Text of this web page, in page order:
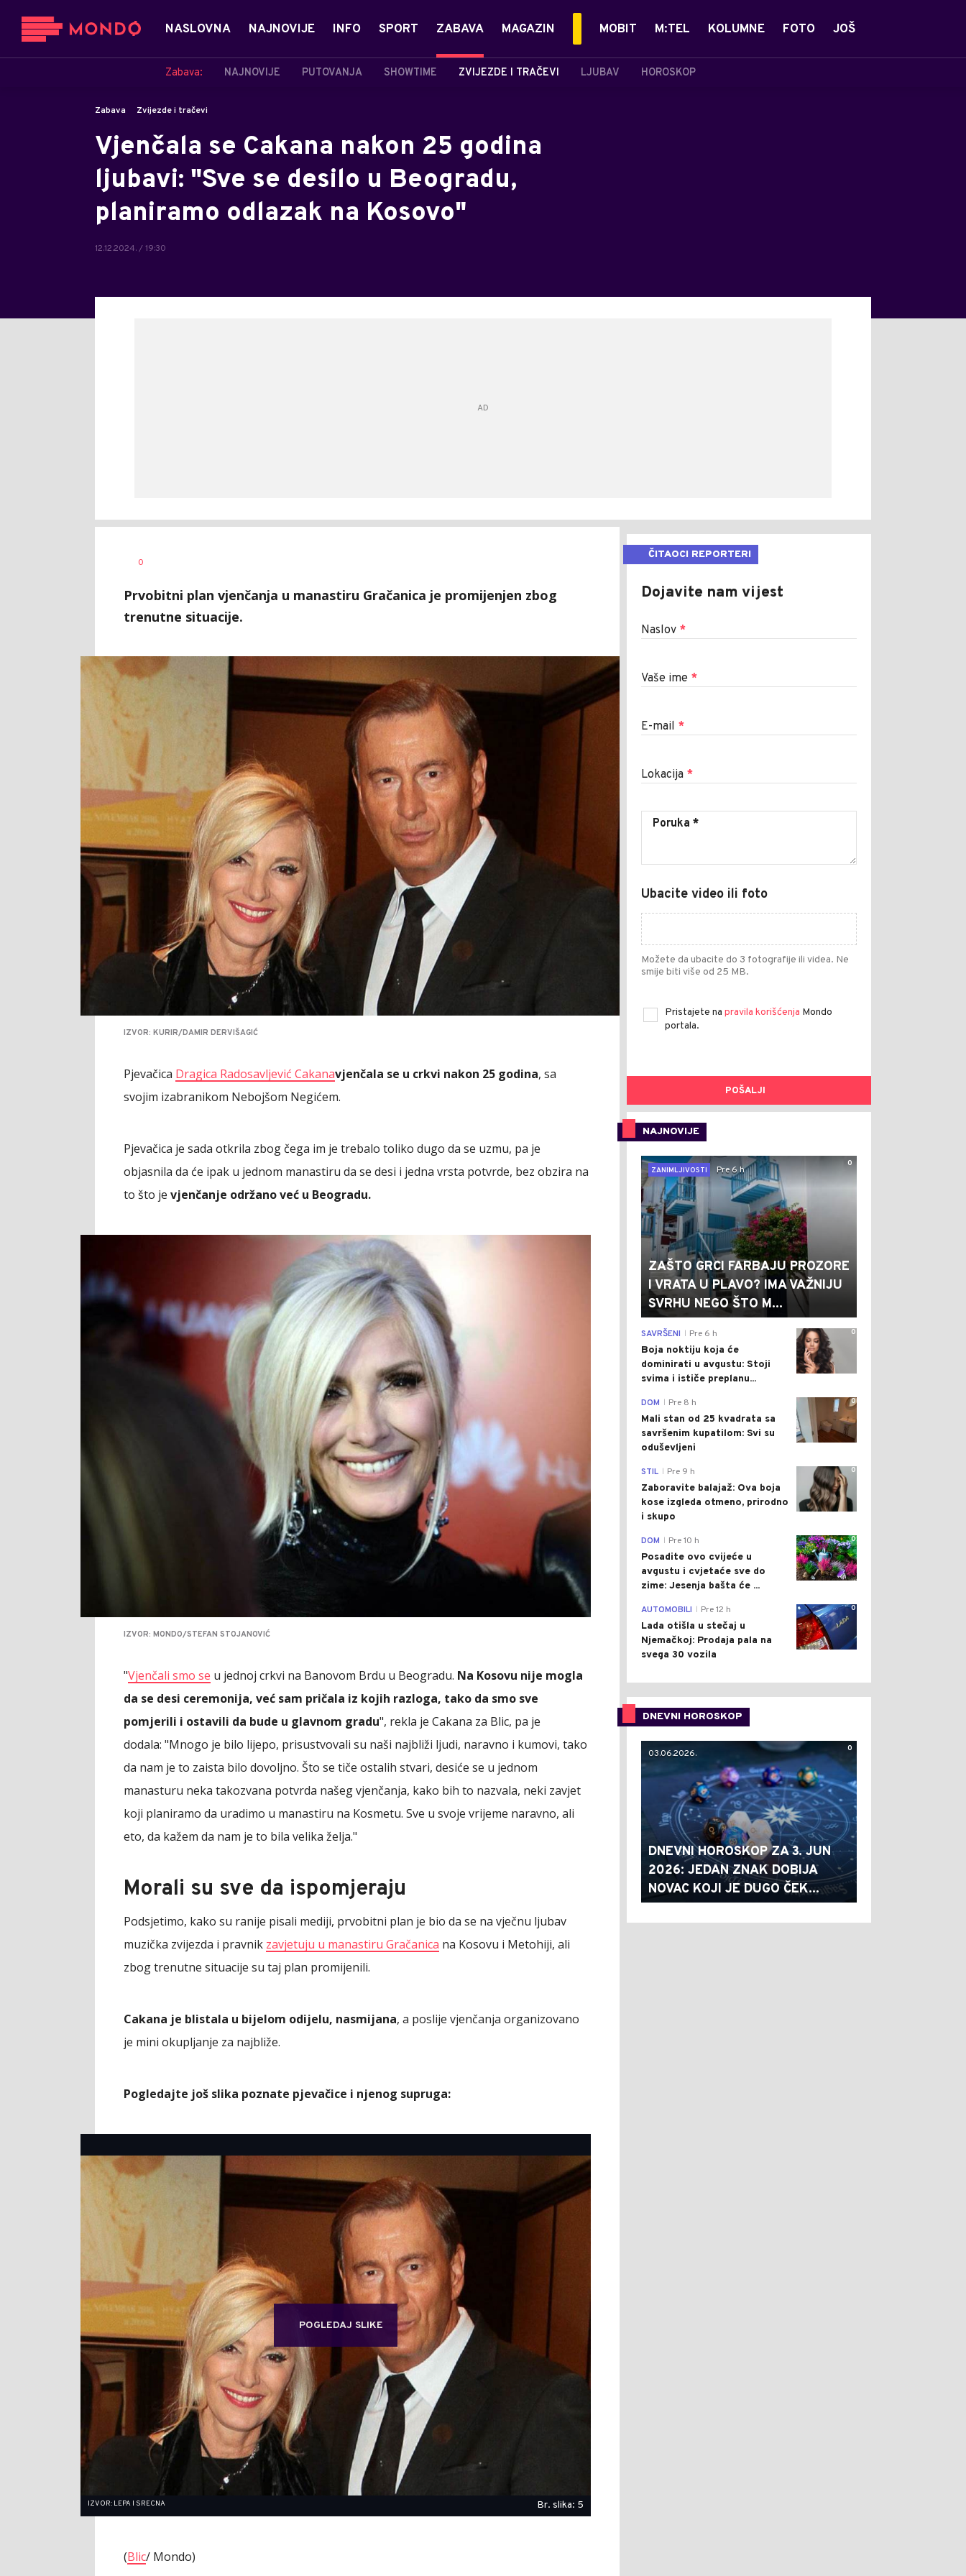
NASLOVNA NAJNOVIJE INFO SPORT ZABAVA
Zabava: NAJNOVIJE PUTOVANJA SHOWTIME ZVIJEZDE I TRAČEVI LJUBAV HOROSKOP
MAGAZIN MOBIT M:TEL KOLUMNE FOTO JOŠ
Zabava Zvijezde i tračevi
Vjenčala se Cakana nakon 25 godina
ljubavi: "Sve se desilo u Beogradu,
planiramo odlazak na Kosovo"
12.12.2024. / 19:30
AUTOR
0
Prvobitni plan vjenčanja u manastiru Gračanica je promijenjen zbog
trenutne situacije.
IZVOR: KURIR/DAMIR DERVIŠAGIĆ
Pjevačica Dragica Radosavljević Cakanavjenčala se u crkvi nakon 25 godina, sa
svojim izabranikom Nebojšom Negićem.
Pjevačica je sada otkrila zbog čega im je trebalo toliko dugo da se uzmu, pa je
objasnila da će ipak u jednom manastiru da se desi i jedna vrsta potvrde, bez obzira na
to što je vjenčanje održano već u Beogradu.
IZVOR: MONDO/STEFAN STOJANOVIĆ
"Vjenčali smo se u jednoj crkvi na Banovom Brdu u Beogradu. Na Kosovu nije mogla
da se desi ceremonija, već sam pričala iz kojih razloga, tako da smo sve
pomjerili i ostavili da bude u glavnom gradu", rekla je Cakana za Blic, pa je
dodala: "Mnogo je bilo lijepo, prisustvovali su naši najbliži ljudi, naravno i kumovi, tako
da nam je to zaista bilo dovoljno. Što se tiče ostalih stvari, desiće se u jednom
manasturu neka takozvana potvrda našeg vjenčanja, kako bih to nazvala, neki zavjet
koji planiramo da uradimo u manastiru na Kosmetu. Sve u svoje vrijeme naravno, ali
eto, da kažem da nam je to bila velika želja."
Morali su sve da ispomjeraju
Podsjetimo, kako su ranije pisali mediji, prvobitni plan je bio da se na vječnu ljubav
muzička zvijezda i pravnik zavjetuju u manastiru Gračanica na Kosovu i Metohiji, ali
zbog trenutne situacije su taj plan promijenili.
Cakana je blistala u bijelom odijelu, nasmijana, a poslije vjenčanja organizovano
je mini okupljanje za najbliže.
Pogledajte još slika poznate pjevačice i njenog supruga:
POGLEDAJ SLIKE
IZVOR: LEPA I SRECNA Br. slika: 5
(Blic/ Mondo)
ČITAOCI REPORTERI
Dojavite nam vijest
Naslov *
Vaše ime *
E-mail *
Lokacija *
Ubacite video ili foto
Možete da ubacite do 3 fotografije ili videa. Ne
smije biti više od 25 MB.
Pristajete na pravila korišćenja Mondo
portala.
POŠALJI
NAJNOVIJE
0
ZANIMLJIVOSTI
Pre 6 h
ZAŠTO GRCI FARBAJU PROZORE
I VRATA U PLAVO? IMA VAŽNIJU
SVRHU NEGO ŠTO M...
0
SAVRŠENI Pre 6 h
Boja noktiju koja će
dominirati u avgustu: Stoji
svima i ističe preplanu...
0
DOM Pre 8 h
Mali stan od 25 kvadrata sa
savršenim kupatilom: Svi su
oduševljeni
0
STIL Pre 9 h
Zaboravite balajaž: Ova boja
kose izgleda otmeno, prirodno
i skupo
0
DOM Pre 10 h
Posadite ovo cvijeće u
avgustu i cvjetaće sve do
zime: Jesenja bašta će ...
0
AUTOMOBILI Pre 12 h
Lada otišla u stečaj u
Njemačkoj: Prodaja pala na
svega 30 vozila
DNEVNI HOROSKOP
0
03.06.2026.
DNEVNI HOROSKOP ZA 3. JUN
2026: JEDAN ZNAK DOBIJA
NOVAC KOJI JE DUGO ČEK...